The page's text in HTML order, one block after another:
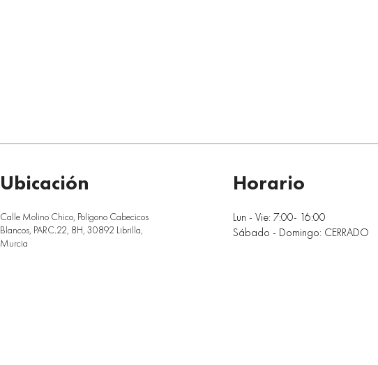
Ubicación
Calle Molino Chico, Polígono Cabecicos
Blancos, PARC.22, 8H, 30892 Librilla,
Murcia
Lun - Vie: 7:00- 16:00
Sábado - Domingo: CERRADO
Horario